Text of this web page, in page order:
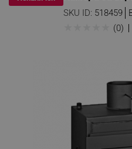
SKU ID: 518459
(0)